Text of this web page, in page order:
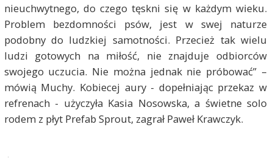
nieuchwytnego, do czego tęskni się w każdym wieku.
Problem bezdomności psów, jest w swej naturze
podobny do ludzkiej samotności. Przecież tak wielu
ludzi gotowych na miłość, nie znajduje odbiorców
swojego uczucia. Nie można jednak nie próbować” –
mówią Muchy. Kobiecej aury - dopełniając przekaz w
refrenach - użyczyła Kasia Nosowska, a świetne solo
rodem z płyt Prefab Sprout, zagrał Paweł Krawczyk.